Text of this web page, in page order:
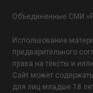
Объединенные СМИ
Использование
предварительного
права на тексты и
Сайт может
для лиц младше 18